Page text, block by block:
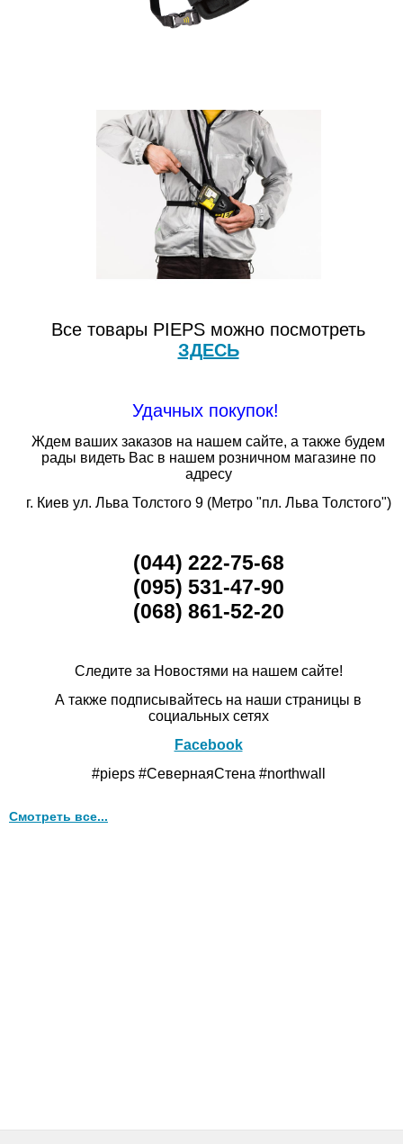
Все товары PIEPS можно посмотреть
ЗДЕСЬ
Удачных покупок!
Ждем ваших заказов на нашем сайте, а также будем
рады видеть Вас в нашем розничном магазине по
адресу
г. Киев ул. Льва Толстого 9 (Метро "пл. Льва Толстого")
(044) 222-75-68
(095) 531-47-90
(068) 861-52-20
Следите за Новостями на нашем сайте!
А также подписывайтесь на наши страницы в
социальных сетях
Facebook
#pieps #СевернаяСтена #northwall
Смотреть все...